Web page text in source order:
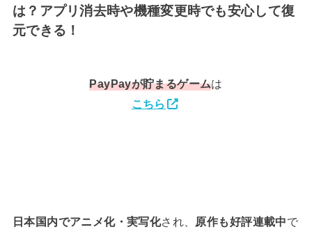
は？アプリ消去時や機種変更時でも安心して復
元できる！
PayPayが貯まるゲームは
こちら
日本国内でアニメ化・実写化され、 原作も好評連載中で